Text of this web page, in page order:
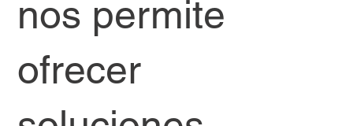
nos permite
ofrecer